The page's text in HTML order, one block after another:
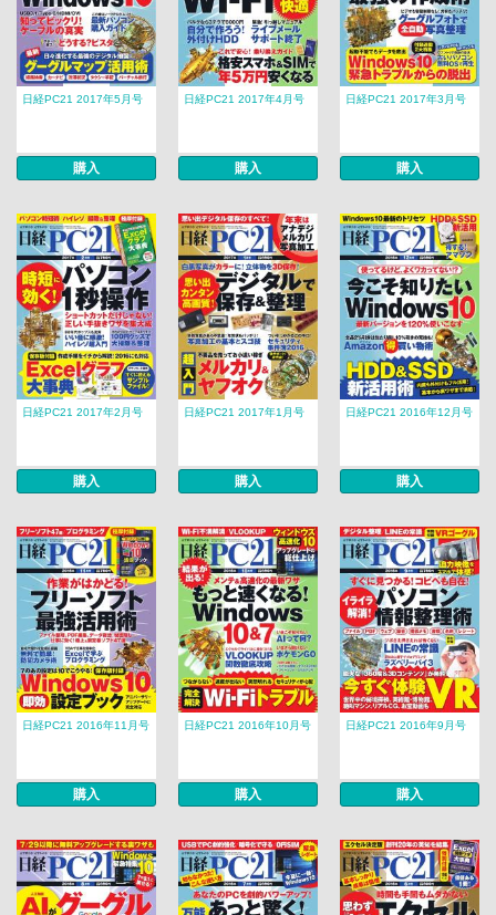
日経PC21 2017年5月号
購入
日経PC21 2017年4月号
購入
日経PC21 2017年3月号
購入
日経PC21 2017年2月号
購入
日経PC21 2017年1月号
購入
日経PC21 2016年12月号
購入
日経PC21 2016年11月号
購入
日経PC21 2016年10月号
購入
日経PC21 2016年9月号
購入